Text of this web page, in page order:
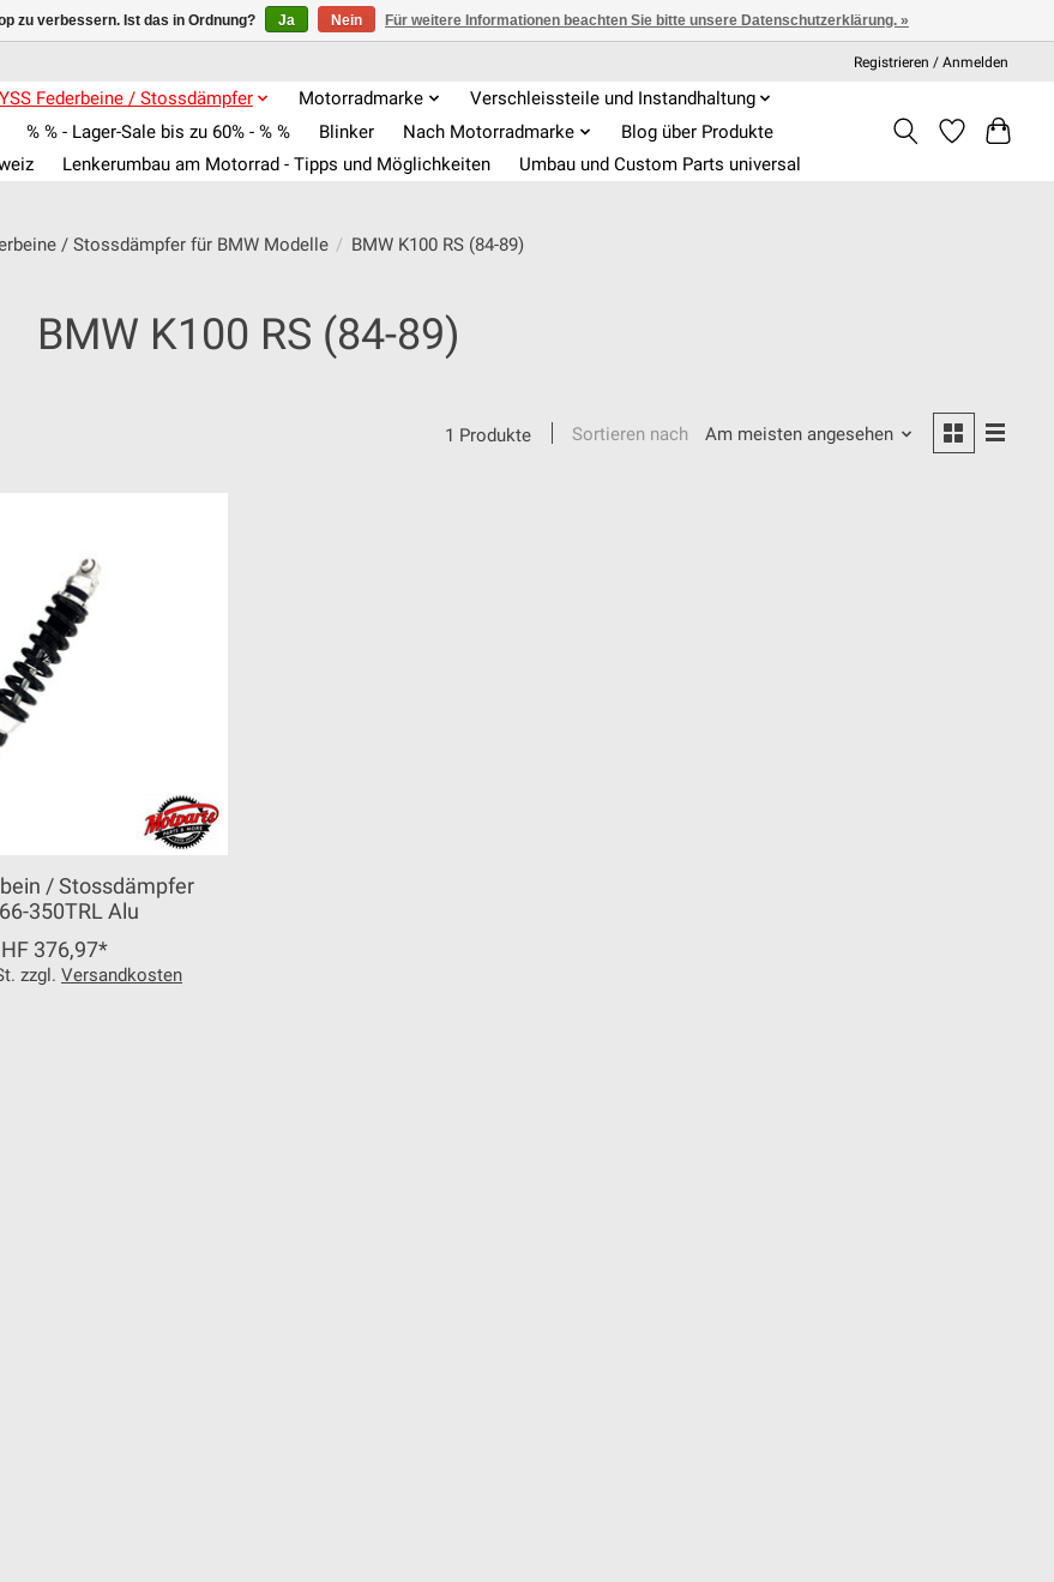
Registrieren / Anmelden
YSS Federbeine / Stossdämpfer Motorradmarke
Verschleissteile und Instandhaltung
% % - Lager-Sale bis zu 60% - % % Blinker Nach Motorradmarke
Blog über Produkte
Lenkerumbau am Motorrad - Tipps und Möglichkeiten Umbau und Custom Parts universal
/ Stossdämpfer für BMW Modelle / BMW K100 RS (84-89)
BMW K100 RS (84-89)
1 Produkte Sortieren nach Am meisten angesehen
/ Stossdämpfer
350TRL Alu
376,97*
zzgl.Versandkosten
zu verbessern. Ist das in Ordnung? Ja Nein Für weitere Informationen beachten Sie bitte unsere Datenschutzerklärung. »